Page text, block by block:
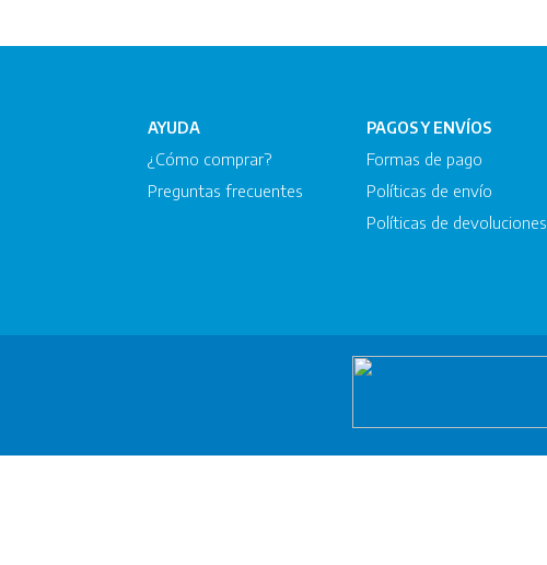
AYUDA
¿Cómo comprar?
Preguntas frecuentes
PAGOS Y ENVÍOS
Formas de pago
Políticas de envío
Políticas de devoluciones